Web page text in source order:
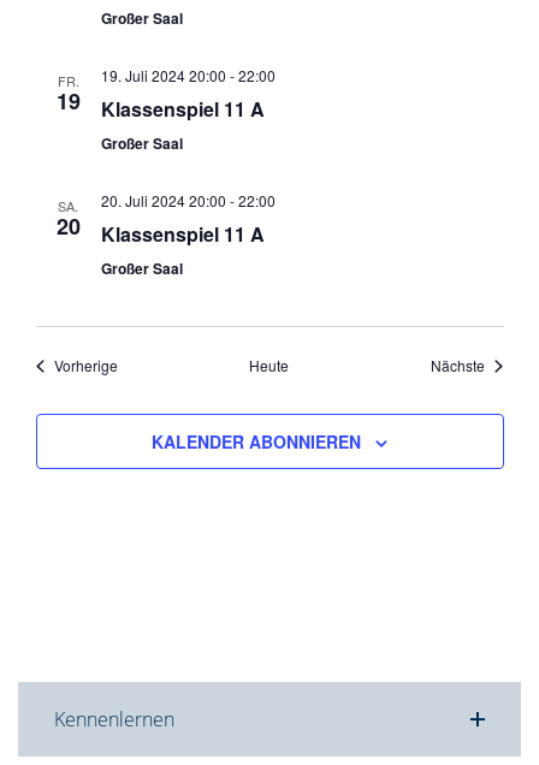
Großer Saal
FR.
19
19. Juli 2024 20:00 -22:00
Klassenspiel 11 A
Großer Saal
SA.
20
20. Juli 2024 20:00 -22:00
Klassenspiel 11 A
Großer Saal
VorherigeVeranstaltungen Heute Nächste
KALENDER ABONNIEREN
Kennenlernen